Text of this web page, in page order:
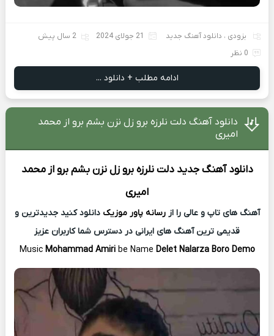
بزودی ، دانلود آهنگ جدید 21 جولای 2024
2 سال پیش
0 نظر
ادامه مطلب + دانلود ...
دانلود آهنگ دلت نلرزه برو زل نزن بشم برو از محمد
امیری
دانلود آهنگ جدید دلت نلرزه برو زل نزن بشم برو ازمحمد
امیری
آهنگ های تاپ و عالی را ازرسانه پاور موزیک دانلود کنید جدیدترین و
قدیمی ترین آهنگ های ایرانی در دسترس شما کاربران عزیز
MusicMohammad Amiri be Name Delet Nalarza Boro Demo